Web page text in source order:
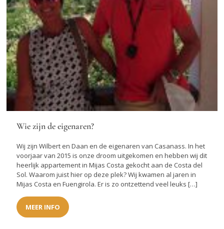
Wie zijn de eigenaren?
Wij zijn Wilbert en Daan en de eigenaren van Casanass. In het
voorjaar van 2015 is onze droom uitgekomen en hebben wij dit
heerlijk appartement in Mijas Costa gekocht aan de Costa del
Sol. Waarom juist hier op deze plek? Wij kwamen al jaren in
Mijas Costa en Fuengirola. Er is zo ontzettend veel leuks […]
MEER INFO